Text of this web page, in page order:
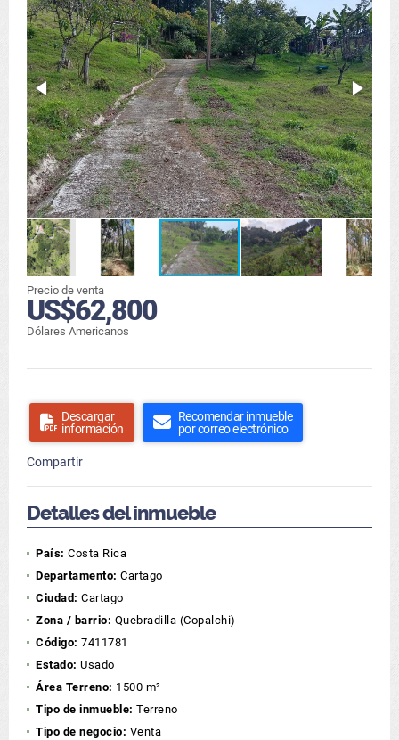
Precio de venta
US$62,800
Dólares Americanos
Descargar
información
Recomendar inmueble
por correo electrónico
Compartir
Detalles del inmueble
País: Costa Rica
Departamento: Cartago
Ciudad: Cartago
Zona / barrio: Quebradilla (Copalchi)
Código: 7411781
Estado: Usado
Área Terreno: 1500 m²
Tipo de inmueble: Terreno
Tipo de negocio: Venta